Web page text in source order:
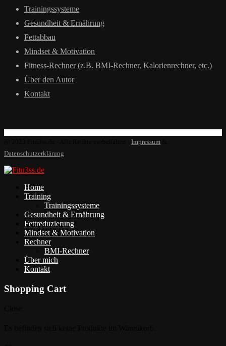
Trainingssysteme
Gesundheit & Ernährung
Fettabbau
Mindset & Motivation
Fitness-Rechner(z.B. BMI-Rechner, Kalorienrechner, etc.)
Über den Autor
Kontakt
Impressum
Datenschutzerklärung
Home
Training
Trainingssysteme
Gesundheit & Ernährung
Fettreduzierung
Mindset & Motivation
Rechner
BMI-Rechner
Über mich
Kontakt
Shopping Cart